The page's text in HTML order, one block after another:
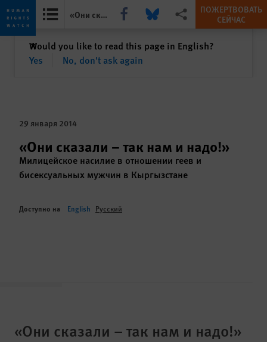
Skip
Skip
«Они сказали – так нам и надо!» Share this via Facebook
Share this via Bluesky
Share this via Поделиться
ПОЖЕРТВОВАТЬ
СЕЙЧАС
Would you like to read this page in English?
Yes
No, don't ask again
✕закрыть
29 января 2014
«Они сказали – так нам и надо!»
Милицейское насилие в отношении геев и
бисексуальных мужчин в Кыргызстане
Доступно на English Русский
«Они сказали – так нам и надо!»